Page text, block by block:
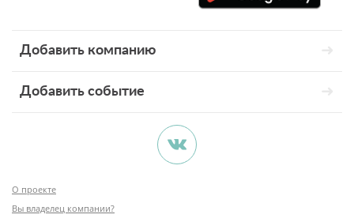
Добавить компанию
Добавить событие
О проекте
Вы владелец компании?